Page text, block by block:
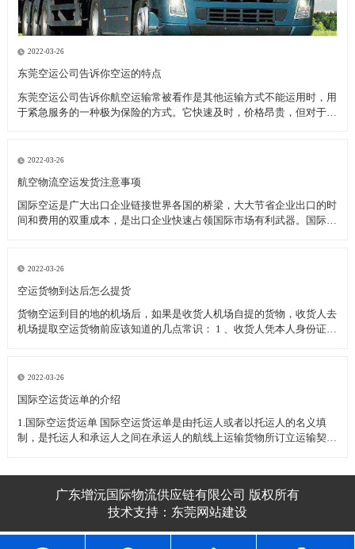
2022-03-26
东莞空运公司告诉你空运的特点
东莞空运公司告诉你航空运输常被看作是其他运输方式不能运用时，用
于紧急服务的一种极为保险的方式。它快速及时，价格昂贵，但对于致
因为空中较少受自然
2022-03-26
航空物流空运发货注意事项
国际空运是广大出口企业链接世界各国的桥梁，大大节省企业出口的时
间和费用的双重成本，是出口企业快速占领国际市场有利武器。国际空
动植物检疫
2022-03-26
空运货物到达后怎么提货
货物空运到目的地的机场后，如果是收货人机场自提的货物，收货人去
机场提取空运货物前应该知道的几点常识： 1 、收货人凭本人身份证或
代为2022-03-26
​国际空运货运单的介绍
1.国际空运货运单 国际空运货运单是由托运人或者以托运人的名义填
制，是托运人和承运人之间在承运人的航线上运输货物所订立运输契约
广东增沅国际物流供应链有限公司 版权所有
技术支持： 东莞网站建设​